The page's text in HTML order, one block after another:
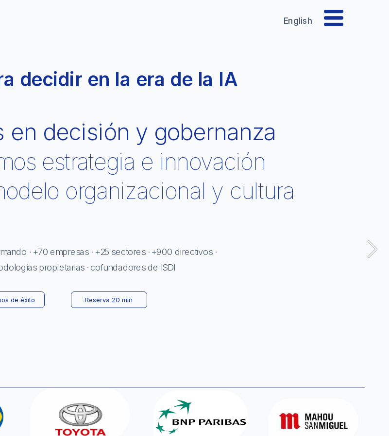
English
decidir en la era de la IA
en decisión y gobernanza
estrategia e innovación
organizacional y cultura
· +70 empresas · +25 sectores · +900 directivos ·
propietarias · cofundadores de ISDI
¿Aplicamos estas prácticas a tu reto?